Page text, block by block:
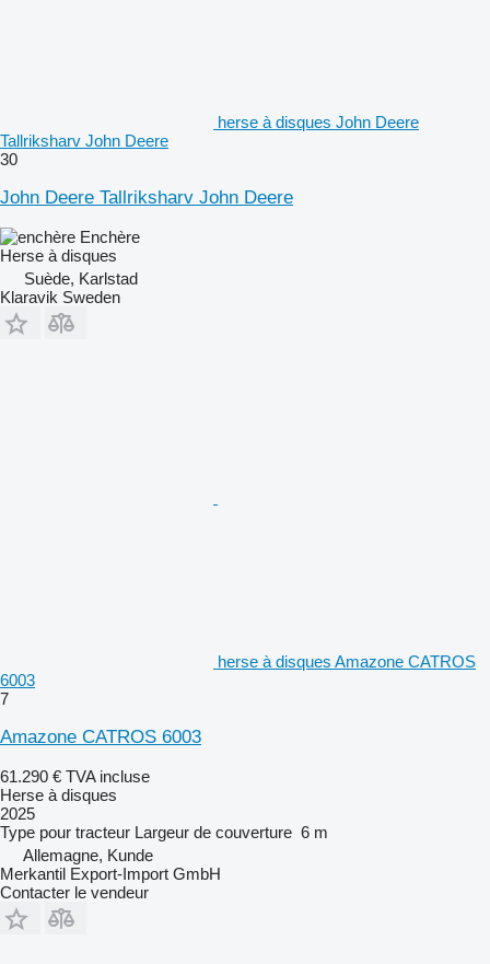
herse à disques John Deere
Tallriksharv John Deere
30
John Deere Tallriksharv John Deere
Enchère
Herse à disques
Suède, Karlstad
Klaravik Sweden
herse à disques Amazone CATROS
6003
7
Amazone CATROS 6003
61.290 € TVA incluse
Herse à disques
2025
Type pour tracteur Largeur de couverture 6 m
Allemagne, Kunde
Merkantil Export-Import GmbH
Contacter le vendeur